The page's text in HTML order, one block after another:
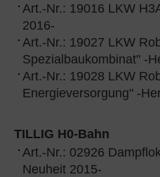
Art.-Nr.: 19016 LKW
2016-
Art.-Nr.: 19027 LKW
Spezialbaukombinat" -
Art.-Nr.: 19028 LKW
Energieversorgung" -
TILLIG H0-Bahn
Art.-Nr.: 02926
Neuheit 2015-